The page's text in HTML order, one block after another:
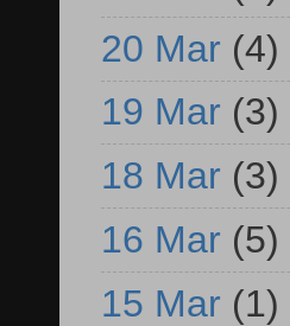
20 Mar (4)
19 Mar (3)
18 Mar (3)
16 Mar (5)
15 Mar (1)